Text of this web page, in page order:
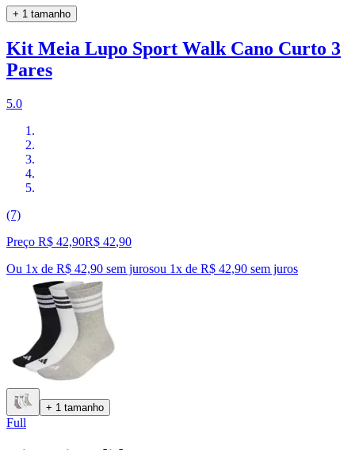
+ 1 tamanho
Kit Meia Lupo Sport Walk Cano Curto 3
Pares
5.0
(7)
Preço R$ 42,90R$ 42,90
Ou 1x de R$ 42,90 sem jurosou 1x de R$ 42,90 sem juros
+ 1 tamanho
Full